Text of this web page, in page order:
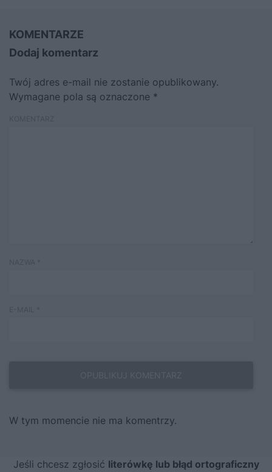
KOMENTARZE
Dodaj komentarz
Twój adres e-mail nie zostanie opublikowany.
Wymagane pola są oznaczone *
W tym momencie nie ma komentrzy.
Jeśli chcesz zgłosić literówkę lub błąd ortograficzny